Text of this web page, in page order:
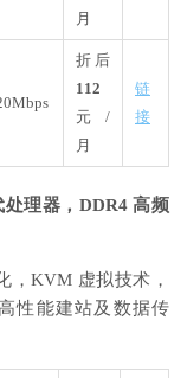
月
折后
112
元/
月
链
接
理器，DDR4 高频
，KVM 虚拟技术，
性能建站及数据传